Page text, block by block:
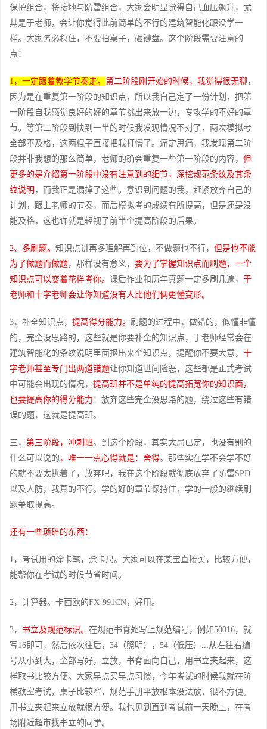
保护组合，将接地与防雷组合，大家会明显觉得自己血压飙升，尤
其是于老师，会让你觉得此前简单的不行的建筑智能化跟没学一
样。大家务必稳住，不要拍桌子，砸键盘。这个阶段需要注意的
点：
1，一定跟着教学节奏走。 第二阶段刚开始的时候，我觉得很无聊 ，
因为是在重复第一阶段的知识点，所以我自己定了一份计划，把第
一阶段自我感觉良好的好的章节挑出来放一边，专攻学的不好的章
节。等第二阶段到快到一半的时候我发现情况不对了，两次模拟考
全部不及格，这两棍子直接把我打懵了。痛定思痛，我发现第二阶
段并非我想的那么简单，老师的确会重复一些第一阶段的内容， 但
更多的是介绍第一阶段中没有注意到的细节，深挖规范条纹及其条
纹说明 ，而我正是漏掉了这些。意识到问题的我，赶紧放弃自己的
计划，跟上老师的节奏，而后模拟考的成绩有所提高，但是还是没
能及格，这也许就是轻视了前半个提高阶段的后果。
2、多刷题。 知识点讲再多理解再到位，不做题也不行， 但是也不能
为了做题而做题，那样没有意义， 要为了掌握知识点而刷题，一个
知识点可以变着花样考你。 课后作业和历年真题一定多刷几遍， 于
老师和十字老师会让你知道没有人比他们俩更懂变形。
3，补全知识点， 提高得分能力。 刷题的过程中，做错的，似懂非懂
的，完全没思路的，这些就是你要补全的知识点，于老师经常会在
建筑智能化的条纹说明里面抠出来个知识点，提醒你不要大意， 十
字老师甚至专门出两道错题让你知道世间险恶，这些都是正式考试
中可能会出现的情况， 提高班并不是单纯的提高拓宽你的知识面，
也要提高你的得分能力 ！放弃这些完全没思路的题，绕过这些有错
误的题，这就是提高班。
三， 第三阶段，冲刺班。到这个阶段，其实大局已定，也没有别的
什么可以说的 ，唯一一点心得就是：舍得。那些实在学不会学不好
的就不要太执着了，放弃吧，我在这个阶段就彻底放弃了防雷SPD
以及人防，我真的不行。学的好的章节保持住，学的一般的继续刷
题争取提高。
还有一些琐碎的东西：
1，考试用的涂卡笔，涂卡尺。大家可以在某宝直接买，比较方便，
能帮你在考试的时候节省时间。
2，计算器。卡西欧的FX-991CN，好用。
3， 书立及规范标识。 在规范书脊处写上规范编号，例如50016，就
写16即可，然后依次往后，34（照明），54（低压）...从左往右编
号从小到大，全部写好，立放，书脊面向自己，用书立夹起来，这
样取书比较方便。大家早点买早点习惯，今年考试的时候我就在阶
梯教室考试，桌子比较窄，规范手册平放根本没法放，很不方便。
用书立夹起来立放就很方便。我也见到直到考试前一天晚上，在考
场附近超市找书立的同学。